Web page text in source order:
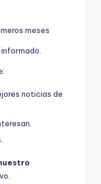
meses
noticias de